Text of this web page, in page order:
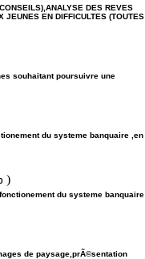
DES REVES
JEUNES EN DIFFICULTES (TOUTES
souhaitant poursuivre une
du systeme banquaire ,en
)
du systeme banquaire
de paysage,prÃ©sentation